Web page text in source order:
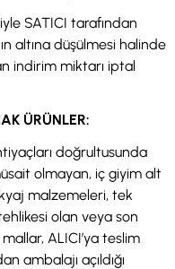
SATICI tarafından
altına düşülmesi halinde
indirim miktarı iptal
ÜRÜNLER:
doğrultusunda
olmayan, iç giyim alt
malzemeleri, tek
olan veya son
ALICI’ya teslim
ambalajı açıldığı